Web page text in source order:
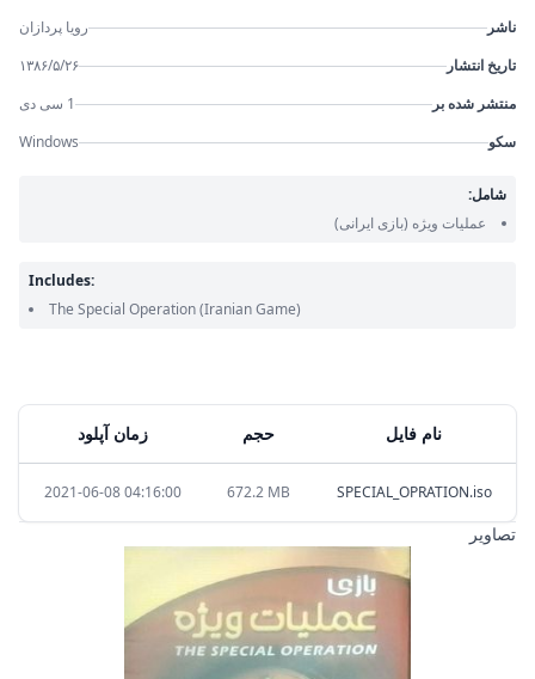
نام فایل حجم زمان آپلود
SPECIAL_OPRATION.iso
672.2 MB
2021-06-08 04:16:00
تصاویر
ناشر
رویا پردازان
تاریخ انتشار
۱۳۸۶/۵/۲۶
منتشر شده بر
1 سی دی
سکو
Windows
شامل:
عملیات ویژه (بازی ایرانی)
Includes:
The Special Operation(Iranian Game)